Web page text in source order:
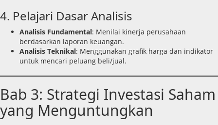
4. Pelajari Dasar Analisis
Analisis Fundamental: Menilai kinerja perusahaan
berdasarkan laporan keuangan.
Analisis Teknikal: Menggunakan grafik harga dan indikator
untuk mencari peluang beli/jual.
Bab 3: Strategi Investasi Saham
yang Menguntungkan